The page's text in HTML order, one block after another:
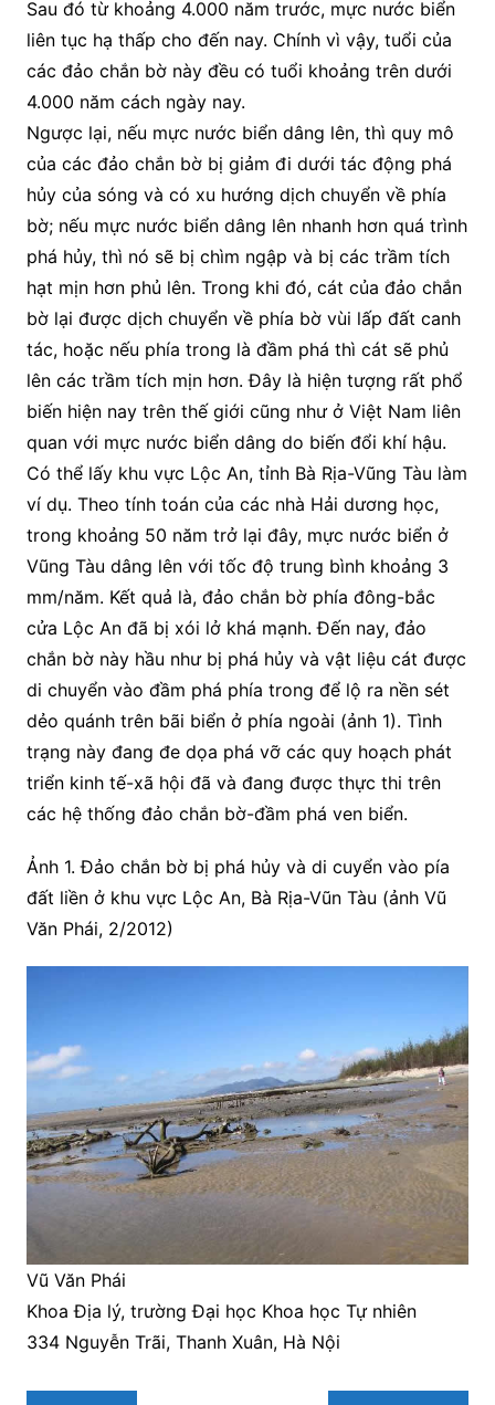
Sau đó từ khoảng 4.000 năm trước, mực nước biển
liên tục hạ thấp cho đến nay. Chính vì vậy, tuổi của
các đảo chắn bờ này đều có tuổi khoảng trên dưới
4.000 năm cách ngày nay.
Ngược lại, nếu mực nước biển dâng lên, thì quy mô
của các đảo chắn bờ bị giảm đi dưới tác động phá
hủy của sóng và có xu hướng dịch chuyển về phía
bờ; nếu mực nước biển dâng lên nhanh hơn quá trình
phá hủy, thì nó sẽ bị chìm ngập và bị các trầm tích
hạt mịn hơn phủ lên. Trong khi đó, cát của đảo chắn
bờ lại được dịch chuyển về phía bờ vùi lấp đất canh
tác, hoặc nếu phía trong là đầm phá thì cát sẽ phủ
lên các trầm tích mịn hơn. Đây là hiện tượng rất phổ
biến hiện nay trên thế giới cũng như ở Việt Nam liên
quan với mực nước biển dâng do biến đổi khí hậu.
Có thể lấy khu vực Lộc An, tỉnh Bà Rịa-Vũng Tàu làm
ví dụ. Theo tính toán của các nhà Hải dương học,
trong khoảng 50 năm trở lại đây, mực nước biển ở
Vũng Tàu dâng lên với tốc độ trung bình khoảng 3
mm/năm. Kết quả là, đảo chắn bờ phía đông-bắc
cửa Lộc An đã bị xói lở khá mạnh. Đến nay, đảo
chắn bờ này hầu như bị phá hủy và vật liệu cát được
di chuyển vào đầm phá phía trong để lộ ra nền sét
dẻo quánh trên bãi biển ở phía ngoài (ảnh 1). Tình
trạng này đang đe dọa phá vỡ các quy hoạch phát
triển kinh tế-xã hội đã và đang được thực thi trên
các hệ thống đảo chắn bờ-đầm phá ven biển.
Ảnh 1. Đảo chắn bờ bị phá hủy và di cuyển vào pía
đất liền ở khu vực Lộc An, Bà Rịa-Vũn Tàu (ảnh Vũ
Văn Phái, 2/2012)
Vũ Văn Phái
Khoa Địa lý, trường Đại học Khoa học Tự nhiên
334 Nguyễn Trãi, Thanh Xuân, Hà Nội